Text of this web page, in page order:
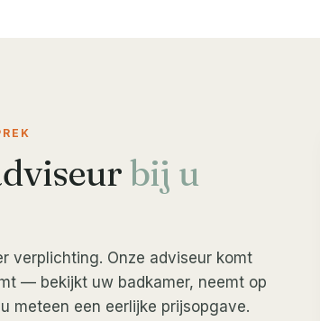
bij u
verplichting. Onze adviseur komt
— bekijkt uw badkamer, neemt op
meteen een eerlijke prijsopgave.